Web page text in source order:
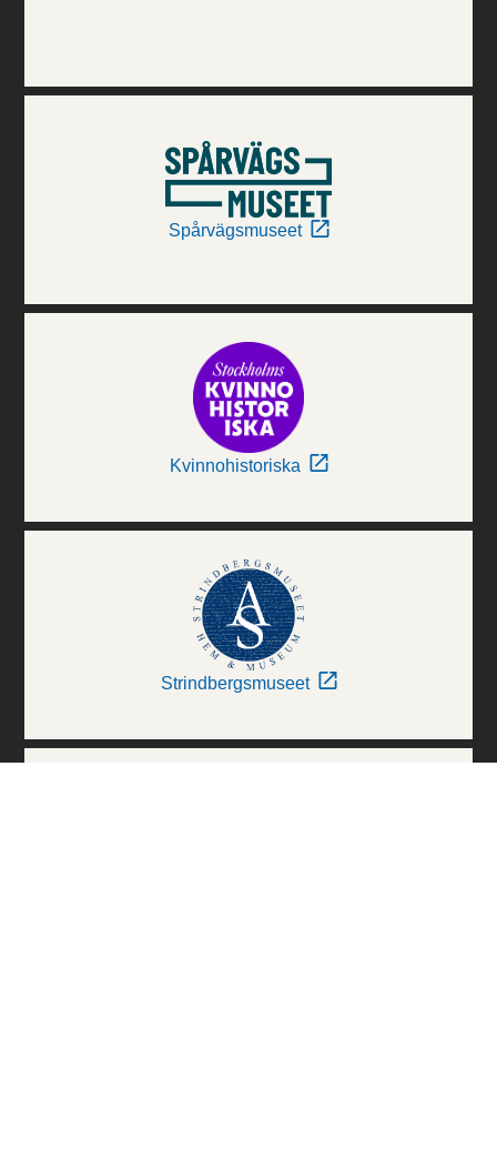
Spårvägsmuseet
Kvinnohistoriska
Strindbergsmuseet